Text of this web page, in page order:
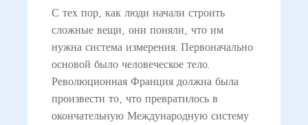
С тех пор, как люди начали строить
сложные вещи, они поняли, что им
нужна система измерения. Первоначально
основой было человеческое тело.
Революционная Франция должна была
произвести то, что превратилось в
окончательную Международную систему